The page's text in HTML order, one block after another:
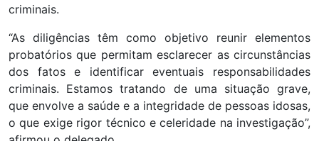
criminais.
“As diligências têm como objetivo reunir elementos
probatórios que permitam esclarecer as circunstâncias
dos fatos e identificar eventuais responsabilidades
criminais. Estamos tratando de uma situação grave,
que envolve a saúde e a integridade de pessoas idosas,
o que exige rigor técnico e celeridade na investigação”,